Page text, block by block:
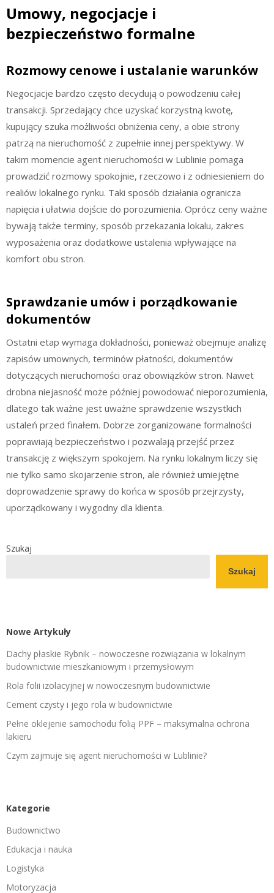
Umowy, negocjacje i
bezpieczeństwo formalne
Rozmowy cenowe i ustalanie warunków
Negocjacje bardzo często decydują o powodzeniu całej
transakcji. Sprzedający chce uzyskać korzystną kwotę,
kupujący szuka możliwości obniżenia ceny, a obie strony
patrzą na nieruchomość z zupełnie innej perspektywy. W
takim momencie agent nieruchomości w Lublinie pomaga
prowadzić rozmowy spokojnie, rzeczowo i z odniesieniem do
realiów lokalnego rynku. Taki sposób działania ogranicza
napięcia i ułatwia dojście do porozumienia. Oprócz ceny ważne
bywają także terminy, sposób przekazania lokalu, zakres
wyposażenia oraz dodatkowe ustalenia wpływające na
komfort obu stron.
Sprawdzanie umów i porządkowanie
dokumentów
Ostatni etap wymaga dokładności, ponieważ obejmuje analizę
zapisów umownych, terminów płatności, dokumentów
dotyczących nieruchomości oraz obowiązków stron. Nawet
drobna niejasność może później powodować nieporozumienia,
dlatego tak ważne jest uważne sprawdzenie wszystkich
ustaleń przed finałem. Dobrze zorganizowane formalności
poprawiają bezpieczeństwo i pozwalają przejść przez
transakcję z większym spokojem. Na rynku lokalnym liczy się
nie tylko samo skojarzenie stron, ale również umiejętne
doprowadzenie sprawy do końca w sposób przejrzysty,
uporządkowany i wygodny dla klienta.
Szukaj
Szukaj
Nowe Artykuły
Dachy płaskie Rybnik – nowoczesne rozwiązania w lokalnym
budownictwie mieszkaniowym i przemysłowym
Rola folii izolacyjnej w nowoczesnym budownictwie
Cement czysty i jego rola w budownictwie
Pełne oklejenie samochodu folią PPF – maksymalna ochrona
lakieru
Czym zajmuje się agent nieruchomości w Lublinie?
Kategorie
Budownictwo
Edukacja i nauka
Logistyka
Motoryzacja